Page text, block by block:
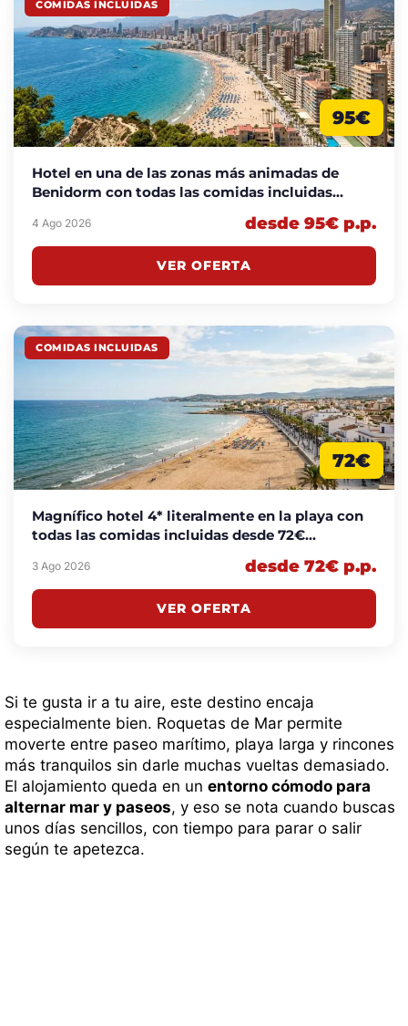
COMIDAS INCLUIDAS
95€
Hotel en una de las zonas más animadas de
Benidorm con todas las comidas incluidas
4 Ago 2026 desde 95€ p.p.
VER OFERTA
COMIDAS INCLUIDAS
72€
Magnífico hotel 4* literalmente en la playa con
todas las comidas incluidas desde 72€
3 Ago 2026 desde 72€ p.p.
VER OFERTA
Si te gusta ir a tu aire, este destino encaja
especialmente bien. Roquetas de Mar permite
moverte entre paseo marítimo, playa larga y rincones
más tranquilos sin darle muchas vueltas demasiado.
El alojamiento queda en un entorno cómodo para
alternar mar y paseos, y eso se nota cuando buscas
unos días sencillos, con tiempo para parar o salir
según te apetezca.